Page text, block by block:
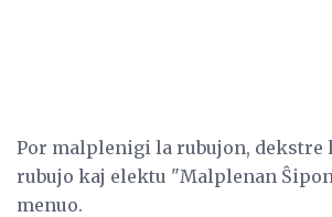
Por malplenigi la rubujon, dekstre
rubujo kaj elektu "Malplenan
menuo.